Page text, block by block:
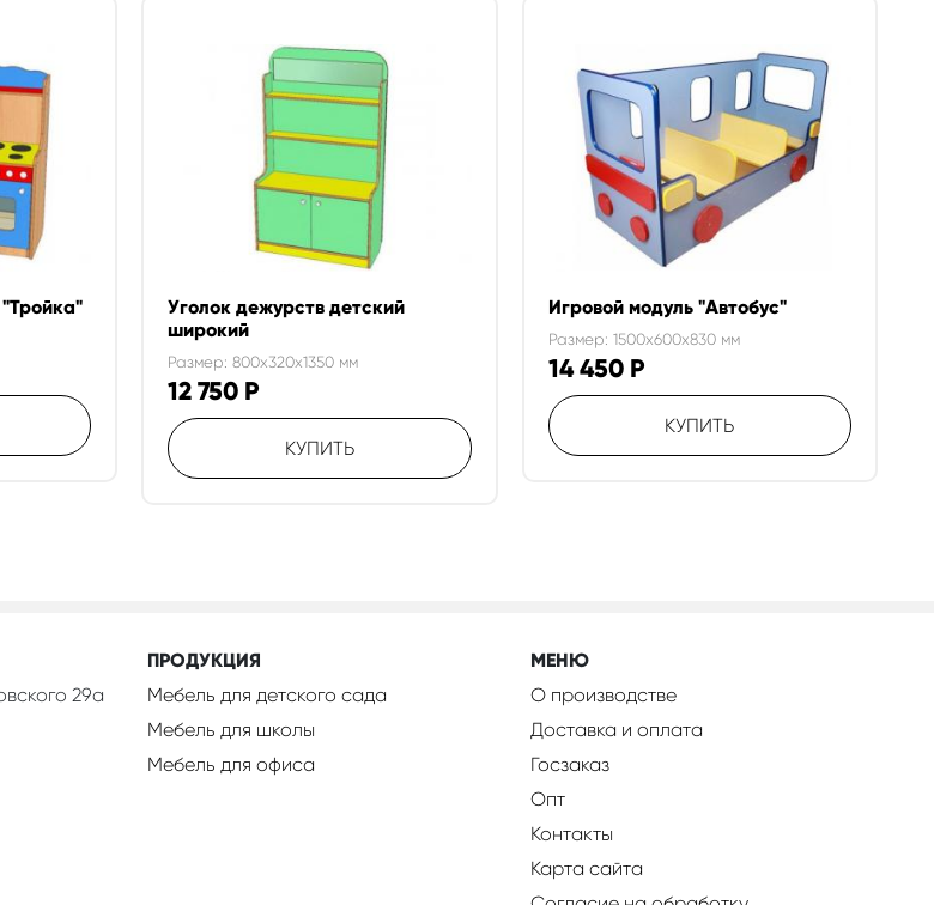
"Тройка"
Уголок дежурств детский
широкий
Размер: 800x320x1350 мм
12 750 Р
КУПИТЬ
Игровой модуль "Автобус"
Размер: 1500x600x830 мм
14 450 Р
КУПИТЬ
29а
ПРОДУКЦИЯ
Мебель для детского сада
Мебель для школы
Мебель для офиса
МЕНЮ
О производстве
Доставка и оплата
Госзаказ
Опт
Контакты
Карта сайта